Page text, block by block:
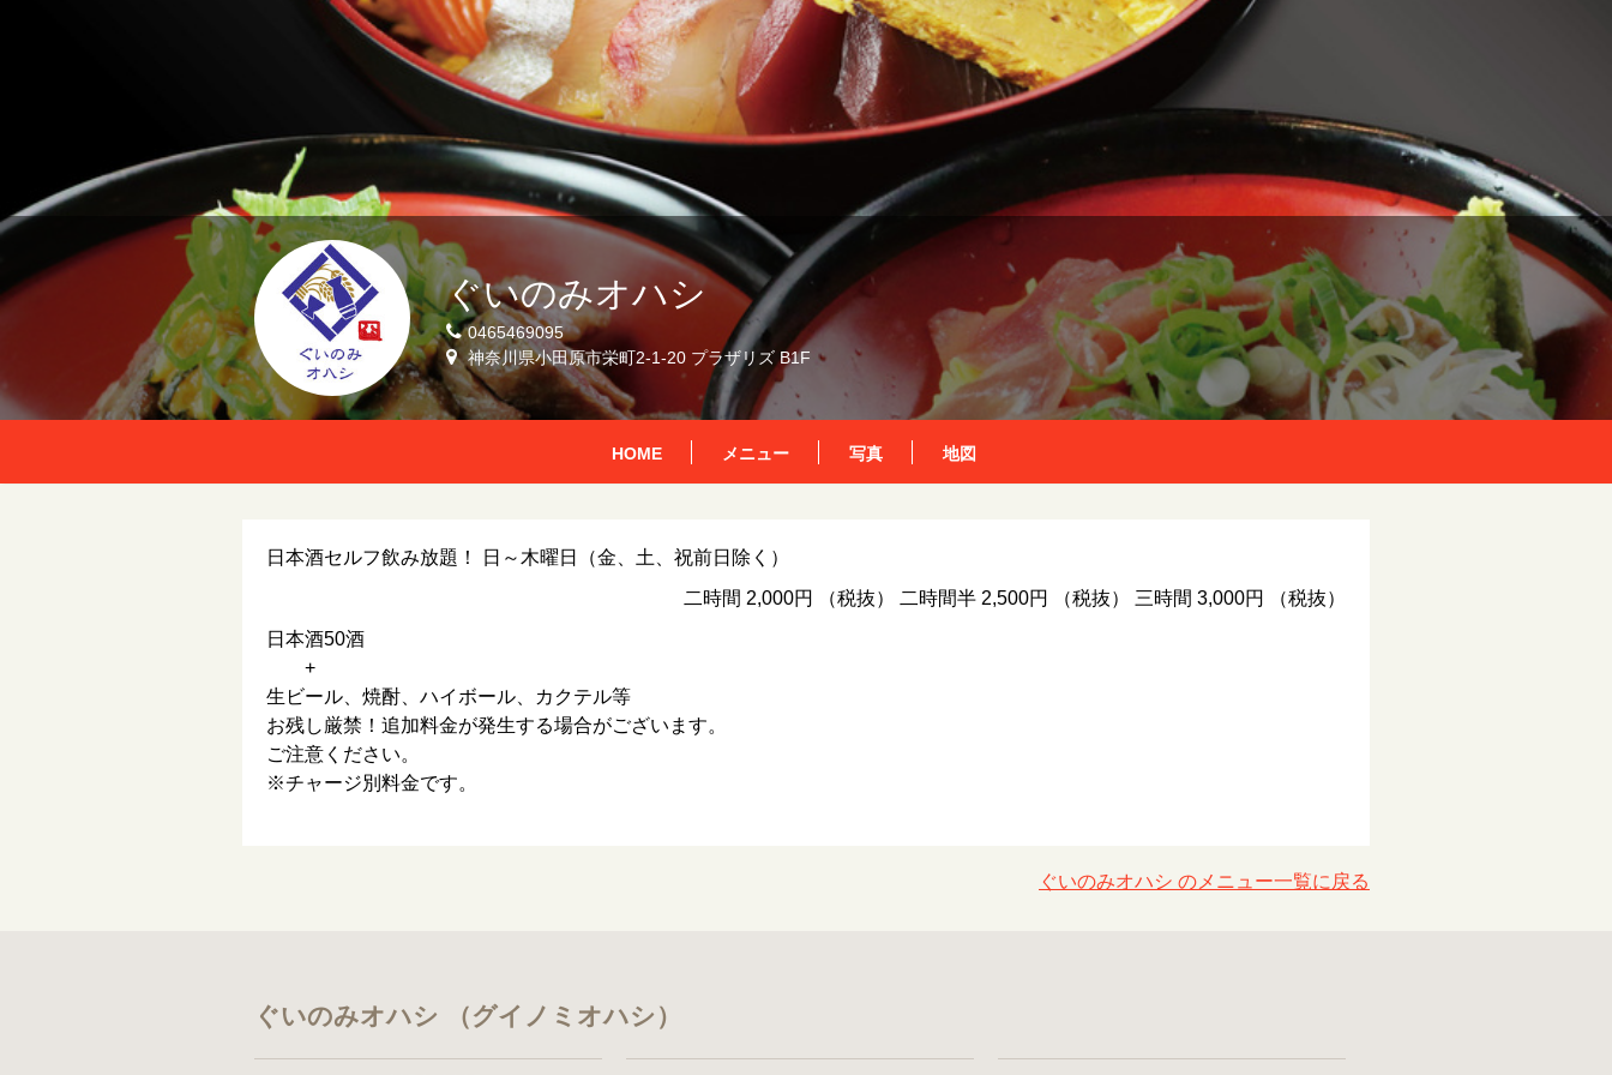
ぐいのみオハシ
0465469095
神奈川県小田原市栄町2-1-20 プラザリズ B1F
HOME メニュー 写真 地図
日本酒セルフ飲み放題！ 日～木曜日（金、土、祝前日除く）
二時間 2,000円 （税抜） 二時間半 2,500円 （税抜） 三時間 3,000円 （税抜）
日本酒50酒
+
生ビール、焼酎、ハイボール、カクテル等
お残し厳禁！追加料金が発生する場合がございます。
ご注意ください。
※チャージ別料金です。
ぐいのみオハシ のメニュー一覧に戻る
ぐいのみオハシ （グイノミオハシ）